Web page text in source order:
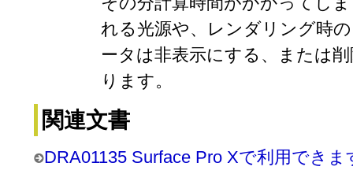
れる光源や、レンダリング時
ータは非表示にする、または
ります。
関連文書
DRA01135 Surface Pro Xで利用できま